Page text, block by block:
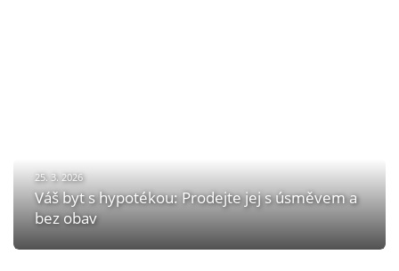
25. 3. 2026
Váš byt s hypotékou: Prodejte jej s úsměvem a
bez obav